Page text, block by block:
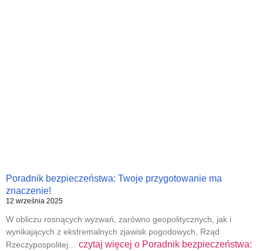
Poradnik bezpieczeństwa: Twoje przygotowanie ma
znaczenie!
12 września 2025
W obliczu rosnących wyzwań, zarówno geopolitycznych, jak i
wynikających z ekstremalnych zjawisk pogodowych, Rząd
Rzeczypospolitej… czytaj więcej o Poradnik bezpieczeństwa: